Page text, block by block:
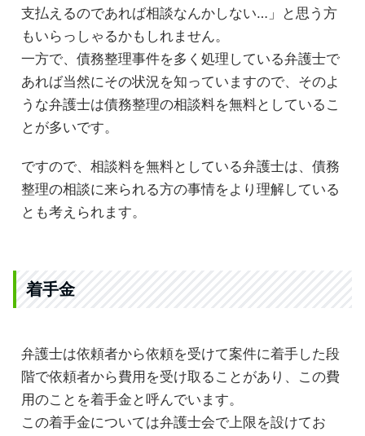
支払えるのであれば相談なんかしない…」と思う方
もいらっしゃるかもしれません。
一方で、債務整理事件を多く処理している弁護士で
あれば当然にその状況を知っていますので、そのよ
うな弁護士は債務整理の相談料を無料としているこ
とが多いです。
ですので、相談料を無料としている弁護士は、債務
整理の相談に来られる方の事情をより理解している
とも考えられます。
着手金
弁護士は依頼者から依頼を受けて案件に着手した段
階で依頼者から費用を受け取ることがあり、この費
用のことを着手金と呼んでいます。
この着手金については弁護士会で上限を設けてお